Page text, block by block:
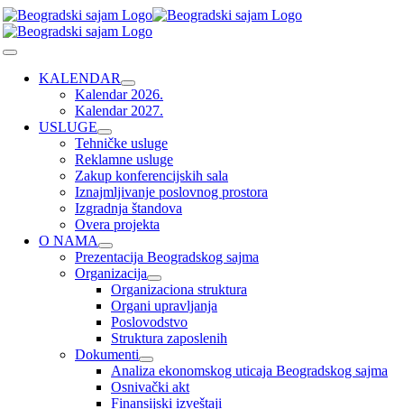
Skip
to
content
Toggle
NavigationKALENDAR
Kalendar 2026.
Kalendar 2027.
USLUGE
Tehničke usluge
Reklamne usluge
Zakup konferencijskih sala
Iznajmljivanje poslovnog prostora
Izgradnja štandova
Overa projekta
O NAMA
Prezentacija Beogradskog sajma
Organizacija
Organizaciona struktura
Organi upravljanja
Poslovodstvo
Struktura zaposlenih
Dokumenti
Analiza ekonomskog uticaja Beogradskog sajma
Osnivački akt
Finansijski izveštaji